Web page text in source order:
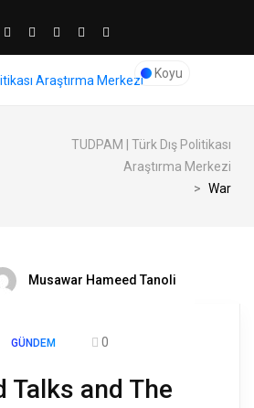
Koyu
TUDPAM | Türk Dış Politikası
Araştırma Merkezi
> War
Musawar Hameed Tanoli
GÜNDEM 0
Talks and The